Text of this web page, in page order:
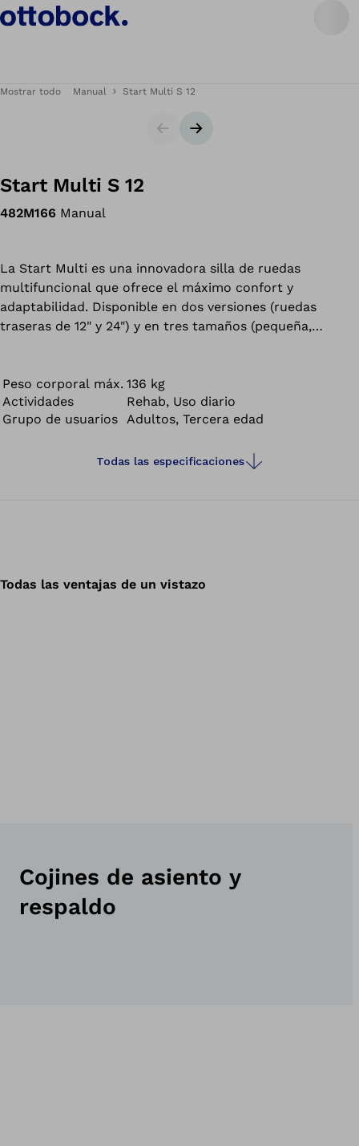
Mostrar todo Manual Start Multi S 12
DiapositivaSiguiente diapositiva
Start Multi S 12
482M166 Manual
La Start Multi es una innovadora silla de ruedas
multifuncional que ofrece el máximo confort y
adaptabilidad. Disponible en dos versiones (ruedas
traseras de 12" y 24") y en tres tamaños (pequeña,
cualquier cuidado y cumplir con los más altos
estándares de confort y adaptabilidad.
Peso corporal máx. 136 kg
Actividades
Rehab, Uso diario
Grupo de usuarios Adultos, Tercera edad
Todas las especificaciones
Todas las ventajas de un vistazo
Cojines de asiento y
respaldo